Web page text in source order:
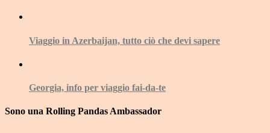
Viaggio in Azerbaijan, tutto ciò che devi sapere
Georgia, info per viaggio fai-da-te
Sono una Rolling Pandas Ambassador